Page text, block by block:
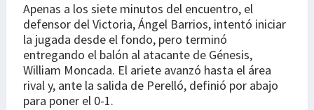
Apenas a los siete minutos del encuentro, el
defensor del Victoria, Ángel Barrios, intentó iniciar
la jugada desde el fondo, pero terminó
entregando el balón al atacante de Génesis,
William Moncada. El ariete avanzó hasta el área
rival y, ante la salida de Perelló, definió por abajo
para poner el 0-1.